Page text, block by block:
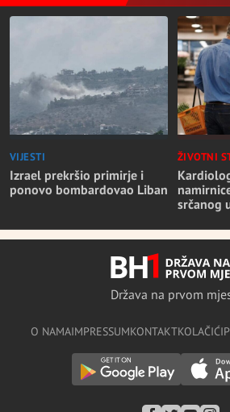
VIJESTI
Izrael prekršio primirje i
ponovo bombardovao Liban
ŽIVOTNI
srčanog
Država na prvom
O NAMAIMPRESSUMKONTAKTKOLAČIĆI